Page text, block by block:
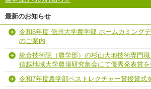
最新のお知らせ
令和8年度 信州大学農学部 ホームカミング
のご案内
統合技術院（農学部）の杉山大地技術専門
信越地域大学農場研究集会にて優秀発表賞
令和7年度農学部ベストレクチャー賞授賞式